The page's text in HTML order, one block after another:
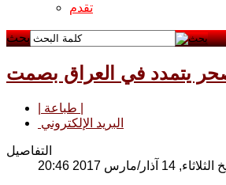
تقدم
بحث
يتمدد في العراق بصمت
البريد الإلكتروني
التفاصيل
آذار/مارس 2017 20:46